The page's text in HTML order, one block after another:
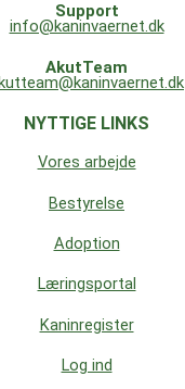
Support
info@kaninvaernet.dk
AkutTeam
NYTTIGE LINKS
Vores arbejde
Bestyrelse
Adoption
Læringsportal
Kaninregister
Log ind